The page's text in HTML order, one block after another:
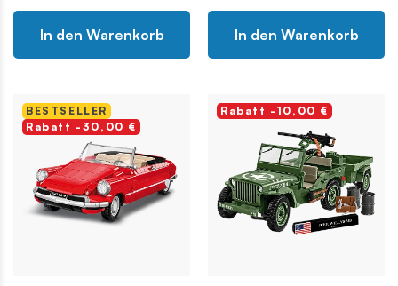
In den Warenkorb In den Warenkorb
BESTSELLER
Rabatt -30,00 €
Rabatt -10,00 €